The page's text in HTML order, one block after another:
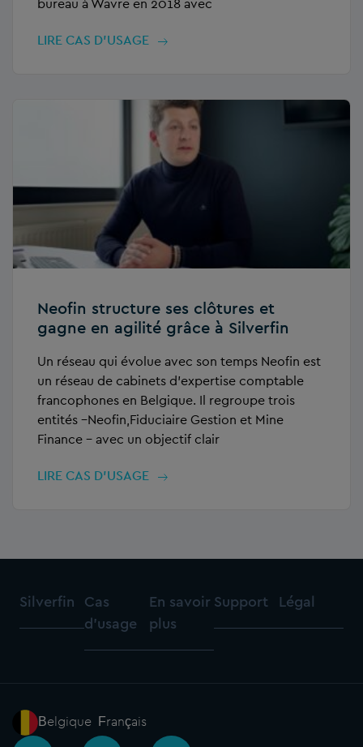
bureau à Wavre en 2018 avec
LIRE CAS D’USAGE
Neofin structure ses clôtures et
gagne en agilité grâce à Silverfin
Un réseau qui évolue avec son temps Neofin est
un réseau de cabinets d’expertise comptable
francophones en Belgique. Il regroupe trois
entités –Neofin,Fiduciaire Gestion et Mine
Finance – avec un objectif clair
LIRE CAS D’USAGE
Silverfin
Cas
d'usage
En savoir
plus
Support Légal
Belgique - Français